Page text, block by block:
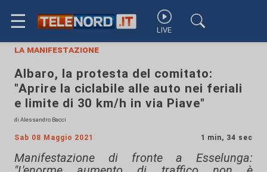
☰ LIVE
la manifestazione
Albaro, la protesta del comitato:
"Aprire la ciclabile alle auto nei feriali
e limite di 30 km/h in via Piave"
di Alessandro Bacci
Sab 08 Maggio 2021 1 min, 34 sec
Manifestazione di fronte a Esselunga: